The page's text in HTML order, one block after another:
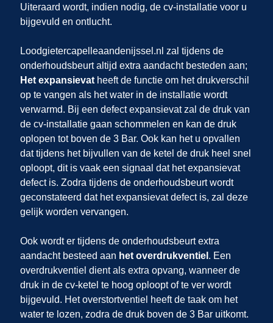
Uiteraard wordt, indien nodig, de cv-installatie voor u
bijgevuld en ontlucht.
Loodgietercapelleaandenijssel.nl zal tijdens de
onderhoudsbeurt altijd extra aandacht besteden aan;
Het expansievatheeft de functie om het drukverschil
op te vangen als het water in de installatie wordt
verwarmd. Bij een defect expansievat zal de druk van
de cv-installatie gaan schommelen en kan de druk
oplopen tot boven de 3 Bar. Ook kan het u opvallen
dat tijdens het bijvullen van de ketel de druk heel snel
oploopt, dit is vaak een signaal dat het expansievat
defect is. Zodra tijdens de onderhoudsbeurt wordt
geconstateerd dat het expansievat defect is, zal deze
gelijk worden vervangen.
Ook wordt er tijdens de onderhoudsbeurt extra
aandacht besteed aan het overdrukventiel . Een
overdrukventiel dient als extra opvang, wanneer de
druk in de cv-ketel te hoog oploopt of te ver wordt
bijgevuld. Het overstortventiel heeft de taak om het
water te lozen, zodra de druk boven de 3 Bar uitkomt.